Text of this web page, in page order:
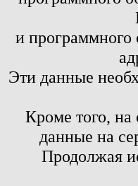
и программного
Эти данные
Кроме того, на
данные на
Продолжая